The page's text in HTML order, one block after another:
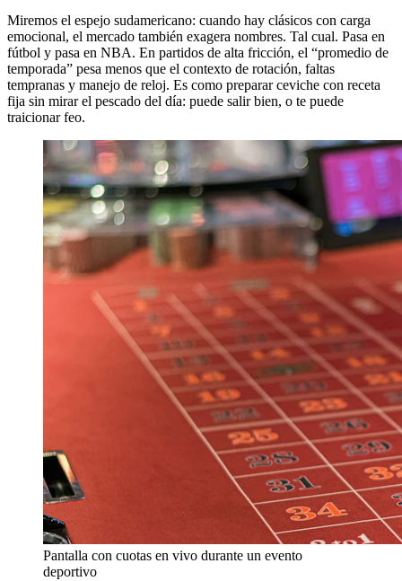
Miremos el espejo sudamericano: cuando hay clásicos con carga
emocional, el mercado también exagera nombres. Tal cual. Pasa en
fútbol y pasa en NBA. En partidos de alta fricción, el “promedio de
temporada” pesa menos que el contexto de rotación, faltas
tempranas y manejo de reloj. Es como preparar ceviche con receta
fija sin mirar el pescado del día: puede salir bien, o te puede
traicionar feo.
Pantalla con cuotas en vivo durante un evento
deportivo